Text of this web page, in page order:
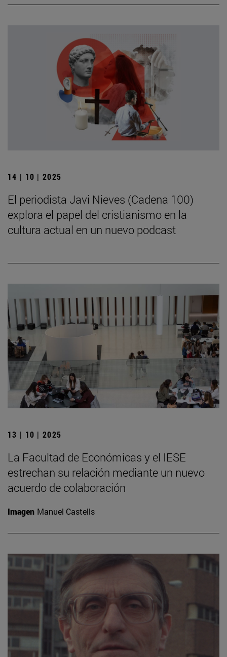
14 | 10 | 2025
El periodista Javi Nieves (Cadena 100)
explora el papel del cristianismo en la
cultura actual en un nuevo podcast
13 | 10 | 2025
La Facultad de Económicas y el IESE
estrechan su relación mediante un nuevo
acuerdo de colaboración
Imagen Manuel Castells